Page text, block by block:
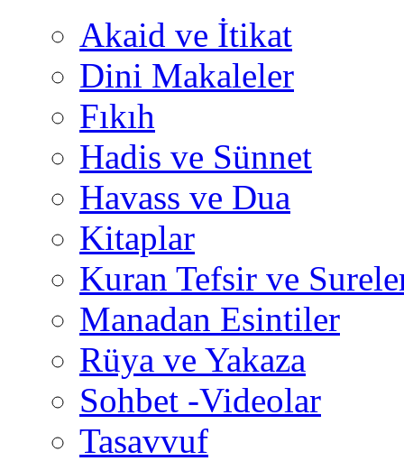
Akaid ve İtikat
Dini Makaleler
Fıkıh
Hadis ve Sünnet
Havass ve Dua
Kitaplar
Kuran Tefsir ve
Manadan Esintiler
Rüya ve Yakaza
Sohbet -Videolar
Tasavvuf